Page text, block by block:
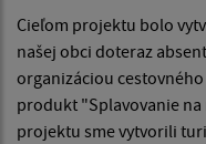
Cieľom projektu bolo
našej obci doteraz
organizáciou
produkt "Splavovanie na
projektu sme vytvorili